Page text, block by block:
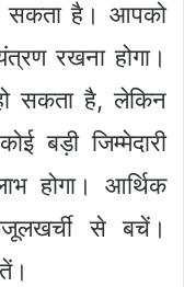
सकता है। आपको
रखना होगा।
सकता है, लेकिन
बड़ी जिम्मेदारी
होगा। आर्थिक
से बचें।